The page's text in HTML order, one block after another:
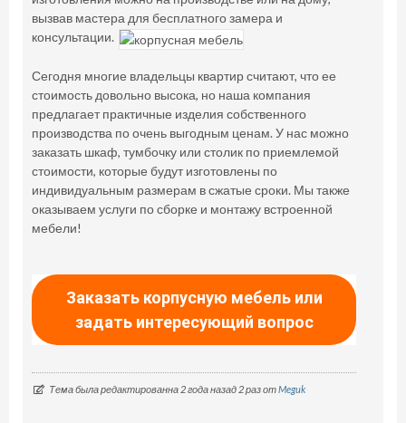
вызвав мастера для бесплатного замера и
консультации.
Сегодня многие владельцы квартир считают, что ее
стоимость довольно высока, но наша компания
предлагает практичные изделия собственного
производства по очень выгодным ценам. У нас можно
заказать шкаф, тумбочку или столик по приемлемой
стоимости, которые будут изготовлены по
индивидуальным размерам в сжатые сроки. Мы также
оказываем услуги по сборке и монтажу встроенной
мебели!
Заказать корпусную мебель или
задать интересующий вопрос
Тема была редактированна 2 года назад 2 раз отMeguk